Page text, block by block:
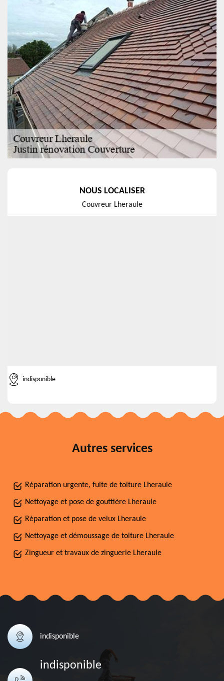
NOUS LOCALISER
Couvreur Lheraule
indisponible
Autres services
Réparation urgente, fuite de toiture Lheraule
Nettoyage et pose de gouttière Lheraule
Réparation et pose de velux Lheraule
Nettoyage et démoussage de toiture Lheraule
Zingueur et travaux de zinguerie Lheraule
indisponible
indisponible